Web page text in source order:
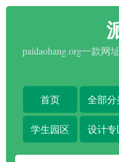
paidaohang.org一款
首页 全部分
学生园区 设计专